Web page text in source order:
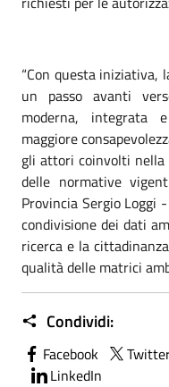
“Con questa iniziativa,
un passo avanti
moderna, integrata
maggiore
gli attori coinvolti nella
delle normative
Provincia Sergio Loggi
condivisione dei dati
ricerca e la
qualità delle matrici
Condividi:
Facebook
LinkedIn